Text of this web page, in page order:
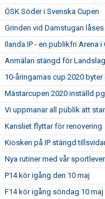
ÖSK Söder i Svenska Cupen
Grinden vid Damstugan
Ilanda IP - en publikfri Arena i
Anmälan stängd för
10-åringarnas cup 2020 byter
Mästarcupen 2020 inställd
Vi uppmanar all publik att
Kansliet flyttar för renovering
Kiosken på IP stängd
Nya rutiner med vår
P14 kör igång den 10 maj
F14 kör igång söndag 10 maj